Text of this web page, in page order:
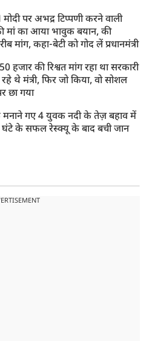
पर अभद्र टिप्पणी करने वाली
मां का आया भावुक बयान, की
मांग, कहा-बेटी को गोद लें प्रधानमंत्री
हजार की रिश्वत मांग रहा था सरकारी
थे मंत्री, फिर जो किया, वो सोशल
छा गया
मनाने गए 4 युवक नदी के तेज़ बहाव में
के सफल रेस्क्यू के बाद बची जान